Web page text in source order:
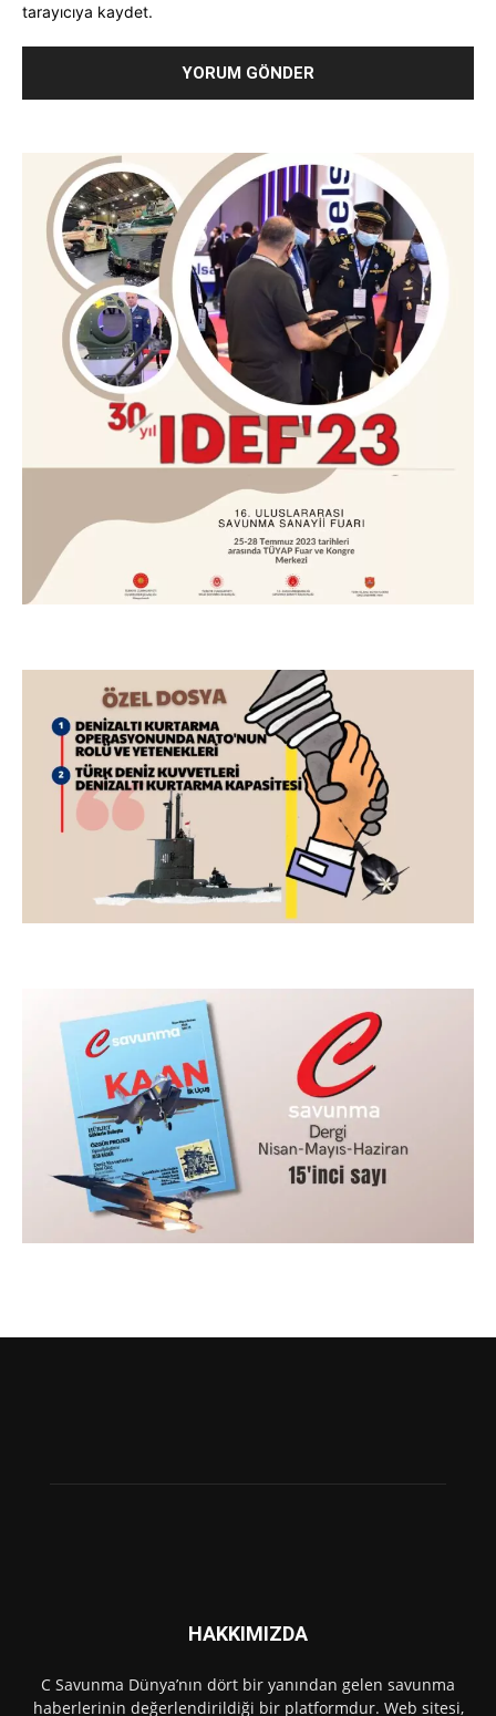
tarayıcıya kaydet.
HAKKIMIZDA
C Savunma Dünya’nın dört bir yanından gelen savunma
haberlerinin değerlendirildiği bir platformdur. Web sitesi,